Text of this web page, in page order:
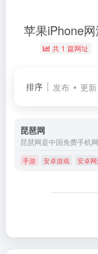
苹果iPhone
共 1 篇网址
排序 发布 更新
琵琶网
手游 安卓游戏 安卓